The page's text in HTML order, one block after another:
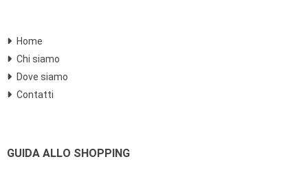
Home
Chi siamo
Dove siamo
Contatti
GUIDA ALLO SHOPPING